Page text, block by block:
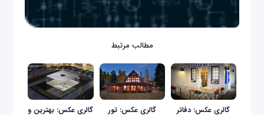
مطالب مرتبط
گالری عکس: دفاتر
گالری عکس: تور
گالری عکس: بهترین و